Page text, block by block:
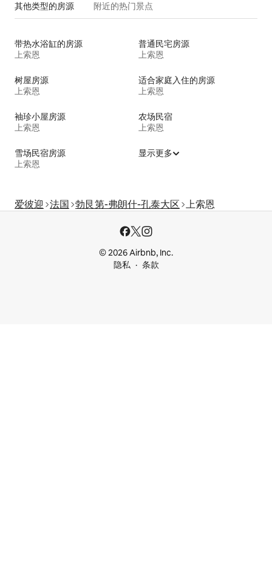
其他类型的房源 附近的热门景点
带热水浴缸的房源
上索恩
普通民宅房源
上索恩
树屋房源
上索恩
适合家庭入住的房源
上索恩
袖珍小屋房源
上索恩
农场民宿
上索恩
雪场民宿房源
上索恩
显示更多
爱彼迎 法国 勃艮第-弗朗什-孔泰大区 上索恩
© 2026 Airbnb, Inc.
隐私
条款